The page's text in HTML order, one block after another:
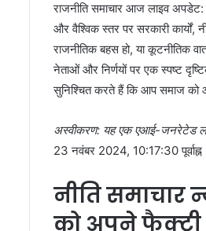
राजनीति समाचार आज लाइव
और वैश्विक स्तर पर सरकारी कार्यों,
राजनीतिक बहस हो, या कूटनीतिक
नेताओं और निर्णयों पर एक स्पष्ट
सुनिश्चित करते हैं कि आप समाज को
अस्वीकरण: यह एक एआई-जनरेटेड
23 नवंबर 2024, 10:17:30
नीति समाचार
को अपने